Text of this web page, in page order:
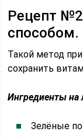
Рецепт
способом.
Такой метод
сохранить
Ингредиенты на
Зелёные